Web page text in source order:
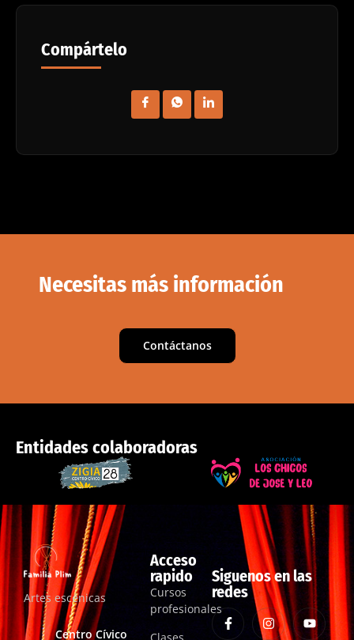
Compártelo
Necesitas más información
Contáctanos
Entidades colaboradoras
Artes escénicas
Centro Cívico
Acceso
rapido
Cursos
profesionales
Clases
Siguenos en las
redes